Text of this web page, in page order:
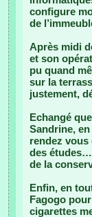
configure
de
Après midi
et son
pu quand
sur la
justement,
Echangé
Sandrine,
rendez
des études…
de la
Enfin, en
Fagogo
cigarettes